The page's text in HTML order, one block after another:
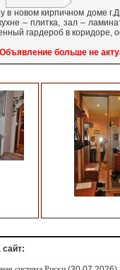
в новом кирпичном доме
– плитка, зал –
гардероб в
больше не